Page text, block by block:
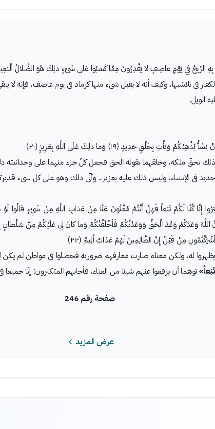
الرِّيحُ فِي يَوْمٍ عاصِفٍ لا يَقْدِرُونَ مِمَّا كَسَبُوا عَلى شَيْءٍ ذلِكَ هُوَ الضَّلالُ الْبَعِيدُ
فى تلاشيها، وكيف أنه لا يقبل شىء منها كرماد فى يوم عاصف، فإنه لا
الويل.
بِخَلْقٍ جَدِيدٍ (١٩) وَما ذلِكَ عَلَى اللَّهِ بِعَزِيزٍ (٢٠)
بحقّ ملكه، وخلقهما بقوله الحق فجعل كلّ جزء منهما على وحدانيته
فى الإنشاء، وليس ذلك عليه بعزيز... وأنّى ذلك وهو على كل شىء
إِنَّا كُنَّا لَكُمْ تَبَعاً فَهَلْ أَنْتُمْ مُغْنُونَ عَنَّا مِنْ عَذابِ اللَّهِ مِنْ شَيْءٍ قالُوا لَوْ
إِنَّ اللَّهَ وَعَدَكُمْ وَعْدَ الْحَقِّ وَوَعَدْتُكُمْ فَأَخْلَفْتُكُمْ وَما كانَ لِي عَلَيْكُمْ مِنْ
مِنْ قَبْلُ إِنَّ الظَّالِمِينَ لَهُمْ عَذابٌ أَلِيمٌ (٢٢)
له، ولكن معناه صارت معارفهم ضرورية فحصلوا فى مواطن لم يكن
توهما أن يرفعوا عنهم شيئا من العناء، فأجابهم المتكبرون: إنّا
صفحة رقم 246
عرض المزيد